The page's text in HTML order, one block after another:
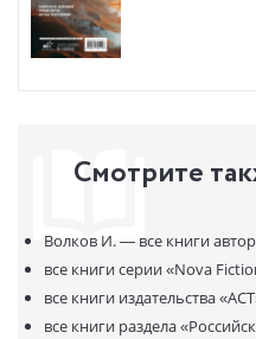
Смотрите
Волков И. — все книги
все книги серии«Nova
все книги издательства
все книги раздела